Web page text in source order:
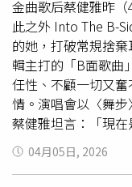
滿滿的禮物祝福，
苦！可以支持我們
禮物。」王也希望
但也會很心疼。」
員。（圖／何樂音樂
金曲歌后蔡健雅昨
此之外 Into The B-
的她，打破常規捨
輯主打的「B面歌曲
任性、不顧一切又
情。演唱會以〈舞
蔡健雅坦言：「現
業，我的下半場人
就從現在開始慢慢
生對音樂失去熱情
04月05日, 2026